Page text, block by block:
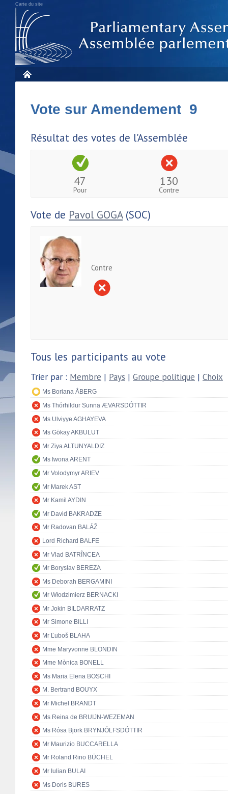
Carte du site
Vote sur Amendement 9
Résultat des votes de l'Assemblée
47
Pour
130
Contre
Vote de Pavol GOGA(SOC)
Contre
Tous les participants au vote
Trier par : Membre | Pays | Groupe politique | Choix
Ms Boriana ÅBERG
Ms Thórhildur Sunna ÆVARSDÓTTIR
Ms Ulviyye AGHAYEVA
Ms Gökay AKBULUT
Mr Ziya ALTUNYALDIZ
Ms Iwona ARENT
Mr Volodymyr ARIEV
Mr Marek AST
Mr Kamil AYDIN
Mr David BAKRADZE
Mr Radovan BALÁŽ
Lord Richard BALFE
Mr Vlad BATRÎNCEA
Mr Boryslav BEREZA
Ms Deborah BERGAMINI
Mr Włodzimierz BERNACKI
Mr Jokin BILDARRATZ
Mr Simone BILLI
Mr Ľuboš BLAHA
Mme Maryvonne BLONDIN
Mme Mònica BONELL
Ms Maria Elena BOSCHI
M. Bertrand BOUYX
Mr Michel BRANDT
Ms Reina de BRUIJN-WEZEMAN
Ms Rósa Björk BRYNJÓLFSDÓTTIR
Mr Maurizio BUCCARELLA
Mr Roland Rino BÜCHEL
Mr Iulian BULAI
Ms Doris BURES